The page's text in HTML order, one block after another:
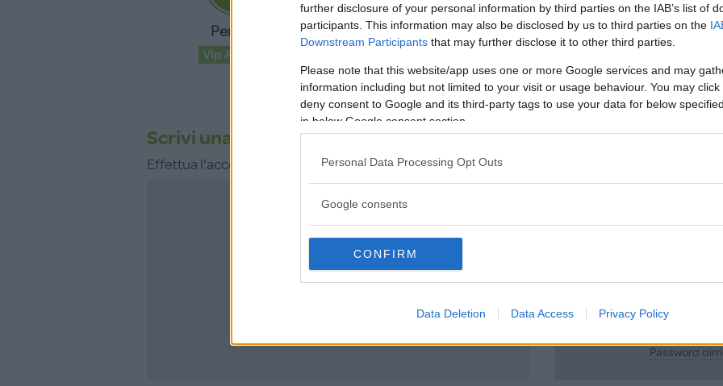
further disclosure of your personal information by third parties on the IAB’s list of
participants. This information may also be disclosed by us to third parties on the
Downstream Participants that may further disclose it to other third parties.
Please note that this website/app uses one or more Google services and may
information including but not limited to your visit or usage behaviour. You may
deny consent to Google and its third-party tags to use your data for below
in below Google consent section.
Personal Data Processing Opt Outs
Google consents
CONFIRM
Data Deletion Data Access Privacy Policy
Perry84
Vip Advisor
Stile classico. Guanti molto caldi io li ho per mio figlio in blu.Si
Scrivi una recensione
Effettua l'accesso per scrivere una recensione
Non sei ancora iscritta a
MammacheTest?
Password